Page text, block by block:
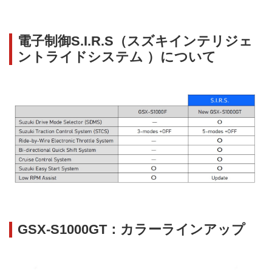
電子制御S.I.R.S（スズキインテリジェ
ントライドシステム ）について
GSX-S1000GT：カラーラインアップ